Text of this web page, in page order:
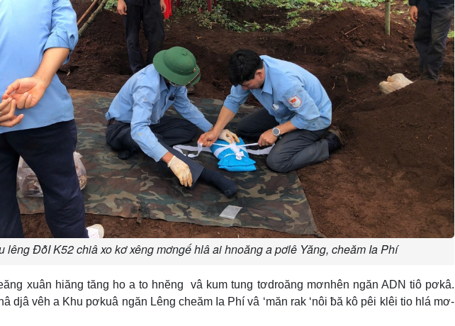
lêng Đô̆I K52 chiâ xo kơ xêng mơngế hlâ ai hnoăng a pơlê Yăng, cheăm Ia Phí
xuân hiăng tăng ho a to hnĕng vâ kum tung tơdroăng mơnhên ngăn ADN tiô pơkâ.
djâ vêh a Khu pơkuâ ngăn Lêng cheăm Ia Phí vâ ‘măn rak ‘nôi ƀă kô pêi klêi tio hlá mơ-